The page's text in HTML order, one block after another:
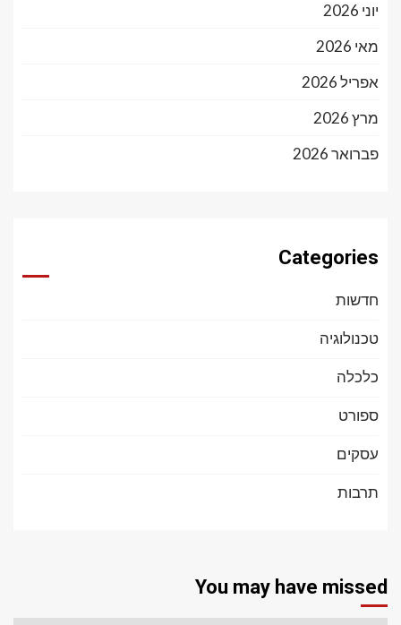
יוני 2026
מאי 2026
אפריל 2026
מרץ 2026
פברואר 2026
Categories
חדשות
טכנולוגיה
כלכלה
ספורט
עסקים
תרבות
You may have missed